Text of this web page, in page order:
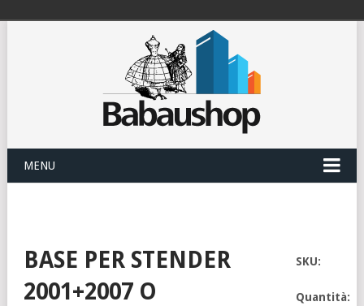
MENU
BASE PER STENDER
2001+2007 O
SKU:
Quantità: